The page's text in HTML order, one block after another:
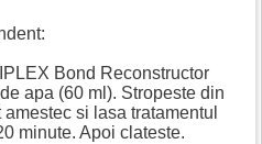
Bond Reconstructor
apa (60 ml). Stropeste din
si lasa tratamentul
minute. Apoi clateste.